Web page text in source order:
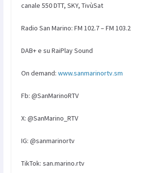
canale 550 DTT, SKY, TivùSat
Radio San Marino: FM 102.7 – FM 103.2
DAB+ e su RaiPlay Sound
On demand: www.sanmarinortv.sm
Fb: @SanMarinoRTV
X: @SanMarino_RTV
IG: @sanmarinortv
TikTok: san.marino.rtv